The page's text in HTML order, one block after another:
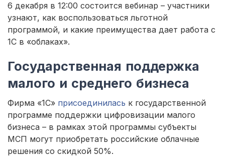
6 декабря в 12:00 состоится вебинар – участники
узнают, как воспользоваться льготной
программой, и какие преимущества дает работа с
1С в «облаках».
Государственная поддержка
малого и среднего бизнеса
Фирма «1С» присоединилась к государственной
программе поддержки цифровизации малого
бизнеса – в рамках этой программы субъекты
МСП могут приобретать российские облачные
решения со скидкой 50%.